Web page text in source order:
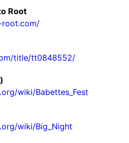
Root
title/tt0848552/
wiki/Babettes_Fest
wiki/Big_Night